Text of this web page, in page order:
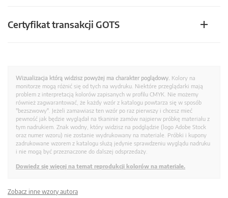
Certyfikat transakcji GOTS
Wizualizacja którą widzisz powyżej ma charakter poglądowy. Kolory na
monitorze mogą różnić się od tych na wydruku. Niektóre przeglądarki mają
problem z interpretacją kolorów zapisanych w profilu CMYK. Nie możemy
również zagwarantować, że każdy wzór z katalogu powtarza się w sposób
"bezszwowy". Jeżeli zamawiasz ten wzór po raz pierwszy i chcesz mieć
pewność jak będzie wyglądał na tkaninie zamów najpierw próbkę materiału z
tym nadrukiem. Znak wodny, który widzisz na podglądzie (logo Adobe Stock
oraz numer wzoru) nie zostanie wydrukowany na materiale. Próbki i kupony
zadrukowane wzorem z katalogu służą jedynie sprawdzeniu wyglądu nadruku
i nie mogą być przeznaczone do dalszej odsprzedaży.
Dowiedz się więcej na temat reprodukcji kolorów na materiale.
Zobacz inne wzory autora